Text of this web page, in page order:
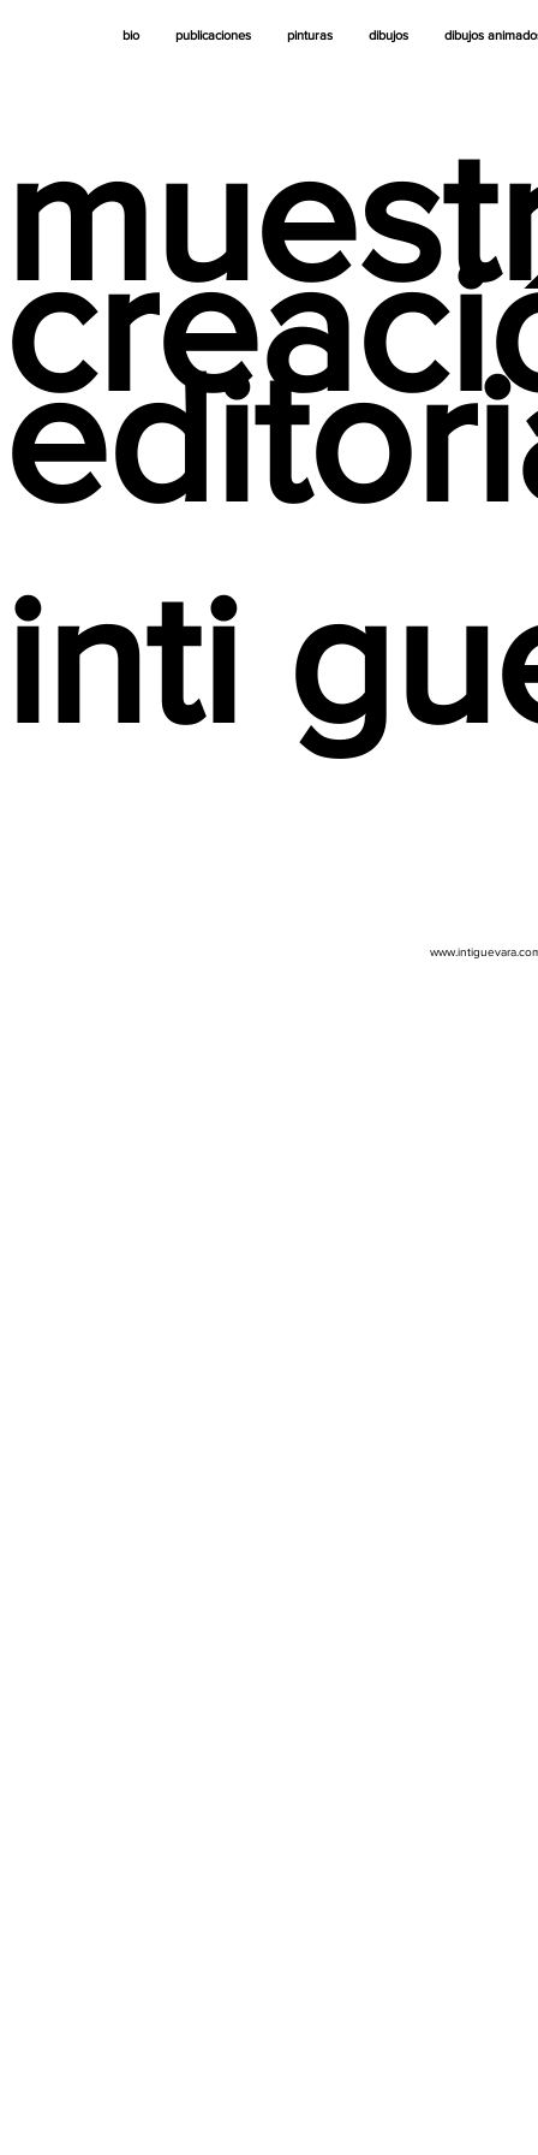
bio publicaciones pinturas dibujos dibujos
inti